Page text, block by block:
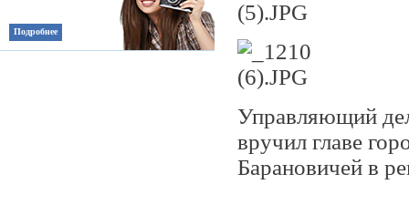
Подробнее
Управляющий
вручил главе
Барановичей в